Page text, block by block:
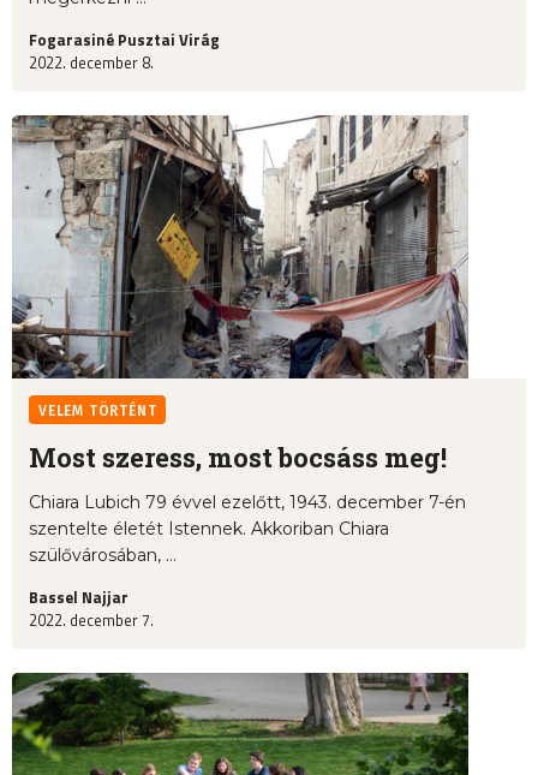
Fogarasiné Pusztai Virág
2022. december 8.
VELEM TÖRTÉNT
Most szeress, most bocsáss meg!
Chiara Lubich 79 évvel ezelőtt, 1943. december 7-én
szentelte életét Istennek. Akkoriban Chiara
szülővárosában, ...
Bassel Najjar
2022. december 7.